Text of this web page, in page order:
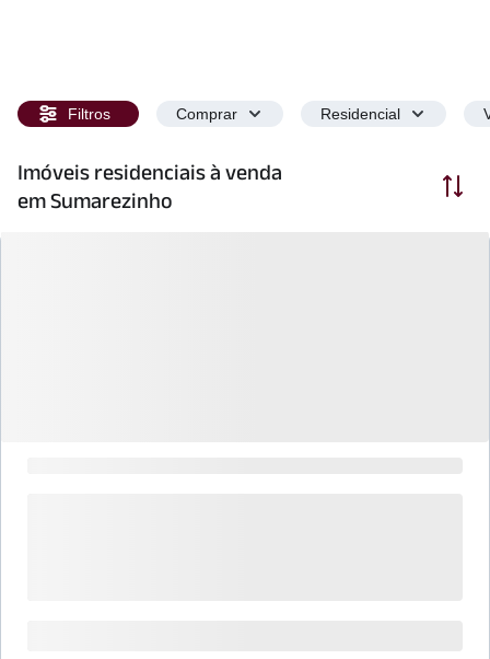
Filtros Comprar Residencial
Imóveis residenciais à venda
em Sumarezinho
Ordenar